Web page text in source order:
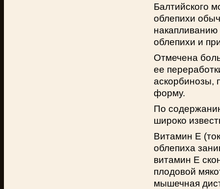
Балтийского
облепихи
облепихи и
Отмечена
ее
аскорбинозы,
форму.
По
широко
Витамин Е
облепиха
витамин Е
плодовой
мышечная